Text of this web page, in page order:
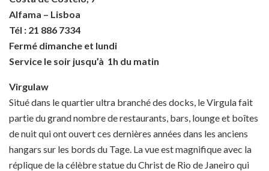
Alfama – Lisboa
Tél : 21 886 7334
Fermé dimanche et lundi
Service le soir jusqu’à 1h du matin
Virgulaw
Situé dans le quartier ultra branché des docks, le Virgula fait
partie du grand nombre de restaurants, bars, lounge et boîtes
de nuit qui ont ouvert ces dernières années dans les anciens
hangars sur les bords du Tage. La vue est magnifique avec la
réplique de la célèbre statue du Christ de Rio de Janeiro qui